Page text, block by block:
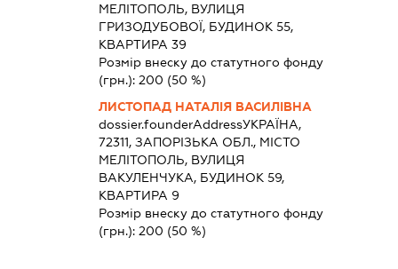
МЕЛІТОПОЛЬ, ВУЛИЦЯ
ГРИЗОДУБОВОЇ, БУДИНОК 55,
КВАРТИРА 39
Розмір внеску до статутного фонду
(грн.): 200 (50 %)
ЛИСТОПАД НАТАЛІЯ ВАСИЛІВНА
dossier.founderAddressУКРАЇНА,
72311, ЗАПОРІЗЬКА ОБЛ., МІСТО
МЕЛІТОПОЛЬ, ВУЛИЦЯ
ВАКУЛЕНЧУКА, БУДИНОК 59,
КВАРТИРА 9
Розмір внеску до статутного фонду
(грн.): 200 (50 %)